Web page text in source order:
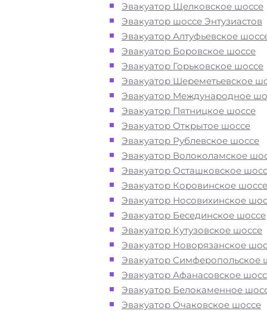
Эвакуатор Щелковское шоссе
Эвакуатор шоссе Энтузиастов
Эвакуатор Алтуфьевское
Эвакуатор Боровское шоссе
Эвакуатор Горьковское шоссе
Эвакуатор Шереметьевское
Эвакуатор Международное
Эвакуатор Пятницкое шоссе
Эвакуатор Открытое шоссе
Эвакуатор Рублевское шоссе
Эвакуатор Волоколамское
Эвакуатор Осташковское
Эвакуатор Коровинское шоссе
Эвакуатор Носовихинское
Эвакуатор Бесединское шоссе
Эвакуатор Кутузовское шоссе
Эвакуатор Новорязанское
Эвакуатор Симферопольское
Эвакуатор Афанасовское
Эвакуатор Белокаменное
Эвакуатор Очаковское шоссе
Круглосуточная поддержка-
службы эвакуации на ЦКАДе
осуществляется 24 часа в сутки
Закажите услугу "эвакуатор
Московская Область"по номеру
телефона или "онлайн" на сайте
компании «МОБИ»
Вам необходимы услуги ближайшего
эвакуатора с ЦКАДа? Рядом и
Эвакуаторы «МОБИ» находятся на
Юг, Запад, Север, Восток 24 часа в
Обращайтесь к нам круглосуточно,
готовы оказать помощь на дороге в
ситуации и гарантируем низкие
высокое качество наших услуг.